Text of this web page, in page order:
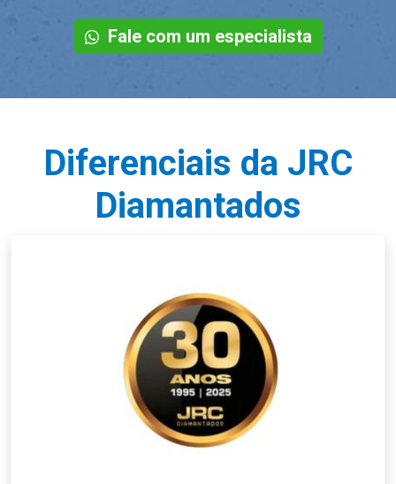
Fale com um especialista
Diferenciais da JRC
Diamantados